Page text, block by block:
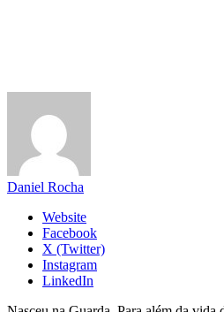
Daniel Rocha
Website
Facebook
X (Twitter)
Instagram
LinkedIn